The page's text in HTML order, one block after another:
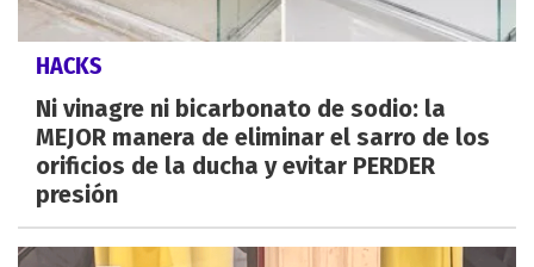
HACKS
Ni vinagre ni bicarbonato de sodio: la
MEJOR manera de eliminar el sarro de los
orificios de la ducha y evitar PERDER
presión